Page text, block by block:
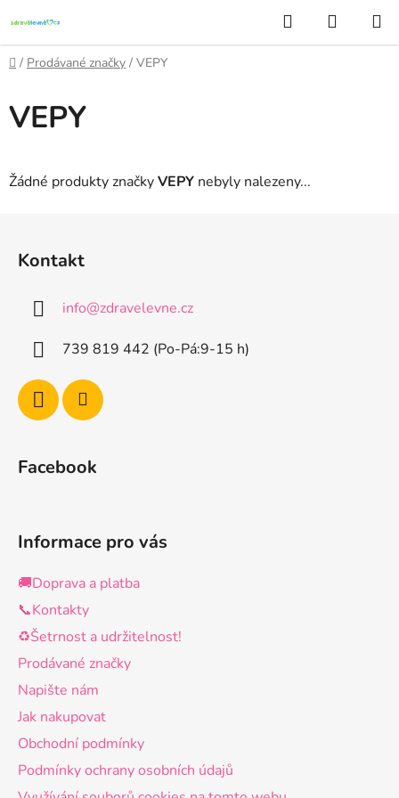
na
obsah
Hledat
KOŠÍK
Domů
/ Prodávané značky / VEPY
VEPY
Žádné produkty značkyVEPY nebyly nalezeny...
Kontakt
info@zdravelevne.cz
739 819 442 (Po-Pá:9-15 h)
Facebook
Informace pro vás
🚚Doprava a platba
📞Kontakty
♻️Šetrnost a udržitelnost!
Prodávané značky
Napište nám
Jak nakupovat
Obchodní podmínky
Podmínky ochrany osobních údajů